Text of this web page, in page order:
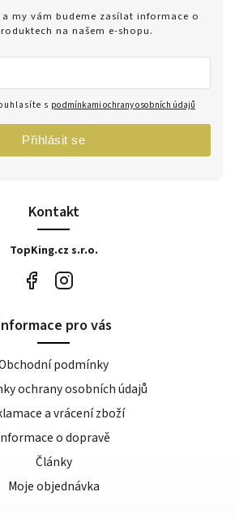
Kontakt
TopKing.cz s.r.o.
my vám budeme zasílat informace o
na našem e-shopu.
s podmínkami ochrany osobních údajů
Přihlásit se
pro vás
podmínky
ochrany osobních údajů
a vrácení zboží
o dopravě
Články
Moje objednávka